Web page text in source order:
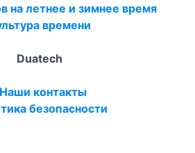
на летнее и зимнее время
времени
Duatech
Наши контакты
безопасности